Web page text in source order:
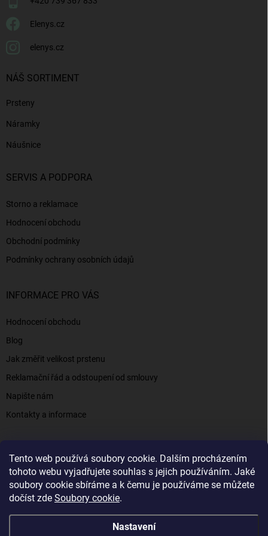
Tento web používá soubory cookie. Dalším procházením
tohoto webu vyjadřujete souhlas s jejich používáním. Jaké
soubory cookie sbíráme a k čemu je používáme se můžete
dočíst zde Soubory cookie.
Nastavení
Elenys.cz
elenys.cz
NÁŠ SORTIMENT
Prsteny
Náramky
Náušnice
SERVIS A PODPORA
Storno a reklamace
Hodnocení obchodu
Obchodní podmínky
Podmínky ochrany osobních údajů
INFORMACE PRO VÁS
Hodnocení obchodu
Blog
Jak změřit velikost prstenu
Reklamační řád a odstoupení od smlouvy
Napište nám
Kontakty a informace
Elenys.cz - šperky, kterým věříte už od roku 2016
Vytvořil Shoptet